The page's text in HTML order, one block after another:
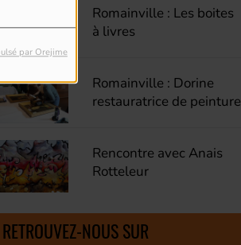
par Orejime
Romainville : Les boites
à livres
Romainville : Dorine
restauratrice de peinture
Rencontre avec Anais
Rotteleur
RETROUVEZ-NOUS SUR